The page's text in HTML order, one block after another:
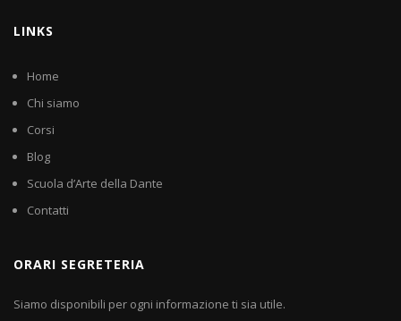
LINKS
Home
Chi siamo
Corsi
Blog
Scuola d’Arte della Dante
Contatti
ORARI SEGRETERIA
Siamo disponibili per ogni informazione ti sia utile.